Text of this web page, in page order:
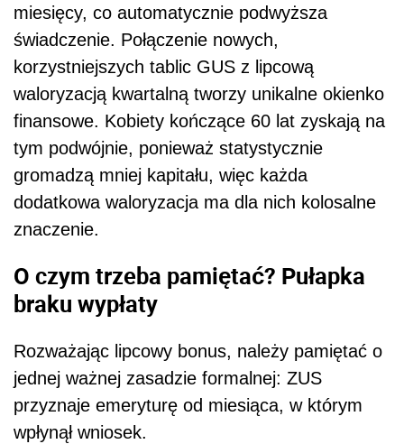
miesięcy, co automatycznie podwyższa
świadczenie. Połączenie nowych,
korzystniejszych tablic GUS z lipcową
waloryzacją kwartalną tworzy unikalne okienko
finansowe. Kobiety kończące 60 lat zyskają na
tym podwójnie, ponieważ statystycznie
gromadzą mniej kapitału, więc każda
dodatkowa waloryzacja ma dla nich kolosalne
znaczenie.
O czym trzeba pamiętać? Pułapka
braku wypłaty
Rozważając lipcowy bonus, należy pamiętać o
jednej ważnej zasadzie formalnej: ZUS
przyznaje emeryturę od miesiąca, w którym
wpłynął wniosek.